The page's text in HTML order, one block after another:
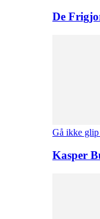
De
Gå ikke
Kasper